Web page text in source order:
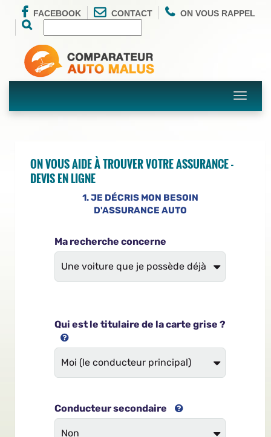
FACEBOOK CONTACT ON VOUS RAPPEL
Toggle
ON VOUS AIDE À TROUVER VOTRE ASSURANCE -
DEVIS EN LIGNE